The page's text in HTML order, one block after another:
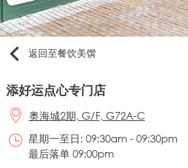
返回至餐饮美馔
添好运点心专门店
奥海城2期, G/F, G72A-C
星期一至日: 09:30am - 09:30pm
最后落单 09:00pm